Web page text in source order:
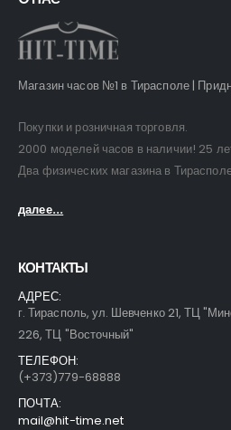
Магазин часов №1 в Тирасполе |
Покупки и розничная торговля.
2000 моделей часов в наличии! 25
Два физических магазина в
далее...
КОНТАКТЫ
АДРЕС:
г. Тирасполь, ул. Шевченко 21, ТЦ
226, ТЦ "Восточный"
ТЕЛЕФОН:
(+373)779-68888
ПОЧТА:
mail@hit-time.net